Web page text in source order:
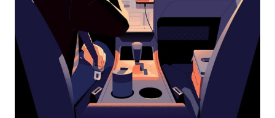
d'échappement
pour
fermer
calendrier.